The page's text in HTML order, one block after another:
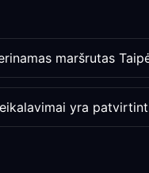
maršrutas
yra